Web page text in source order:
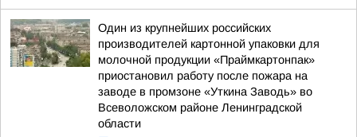
Один из крупнейших российских
производителей картонной упаковки для
молочной продукции «Праймкартонпак»
приостановил работу после пожара на
заводе в промзоне «Уткина Заводь» во
Всеволожском районе Ленинградской
области